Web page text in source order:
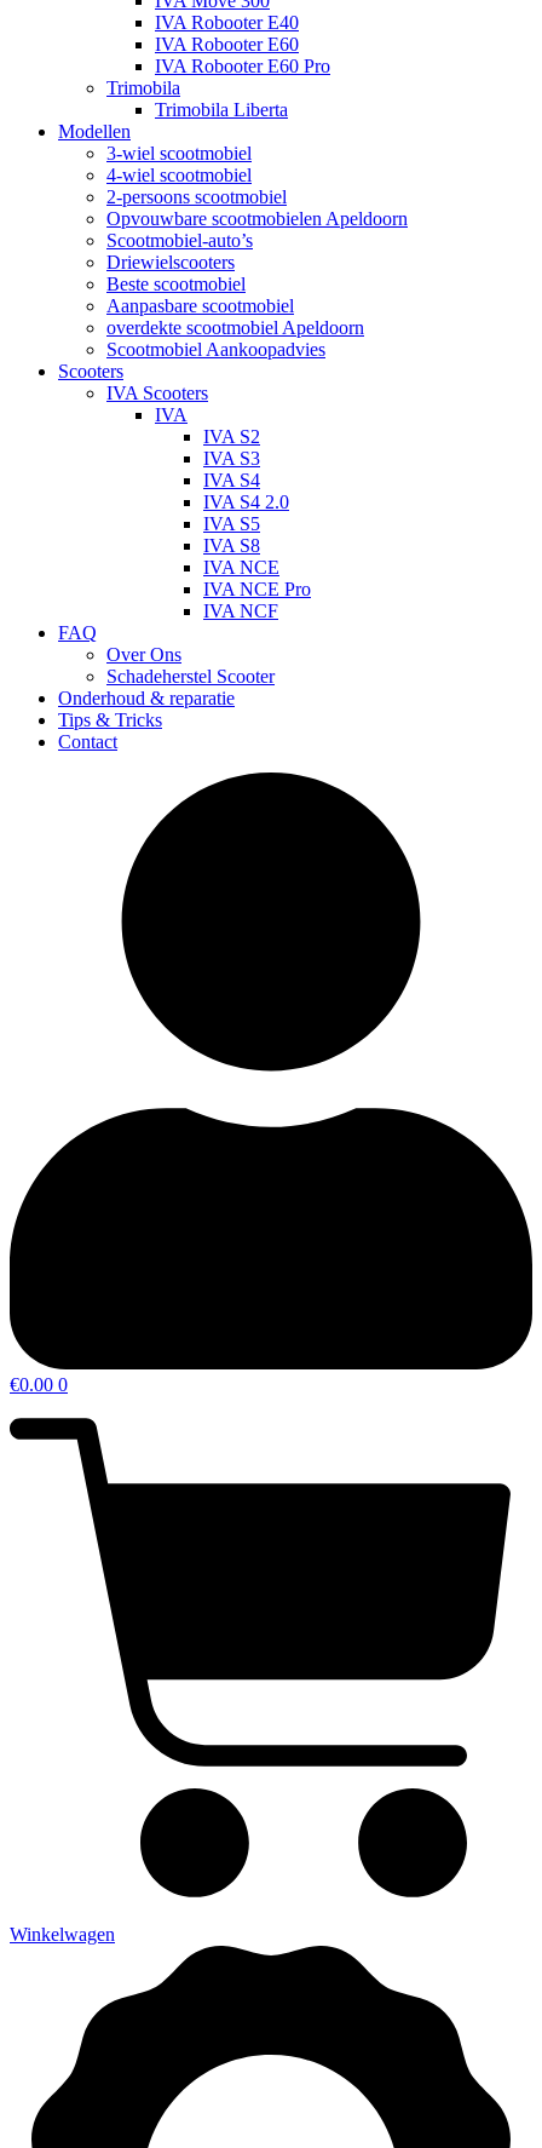
IVA Robooter E40
IVA Robooter E60
IVA Robooter E60 Pro
Trimobila
Trimobila Liberta
Modellen
3-wiel scootmobiel
4-wiel scootmobiel
2-persoons scootmobiel
Opvouwbare scootmobielen Apeldoorn
Scootmobiel-auto’s
Driewielscooters
Beste scootmobiel
Aanpasbare scootmobiel
overdekte scootmobiel Apeldoorn
Scootmobiel Aankoopadvies
Scooters
IVA Scooters
IVA
IVA S2
IVA S3
IVA S4
IVA S4 2.0
IVA S5
IVA S8
IVA NCE
IVA NCE Pro
IVA NCF
FAQ
Over Ons
Schadeherstel Scooter
Onderhoud & reparatie
Tips & Tricks
Contact
€0.00 0
Winkelwagen